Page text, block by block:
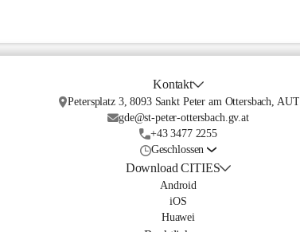
Kontakt
Petersplatz 3, 8093 Sankt Peter am Ottersbach, AUT
gde@st-peter-ottersbach.gv.at
+43 3477 2255
Geschlossen
Download CITIES
Android
iOS
Huawei